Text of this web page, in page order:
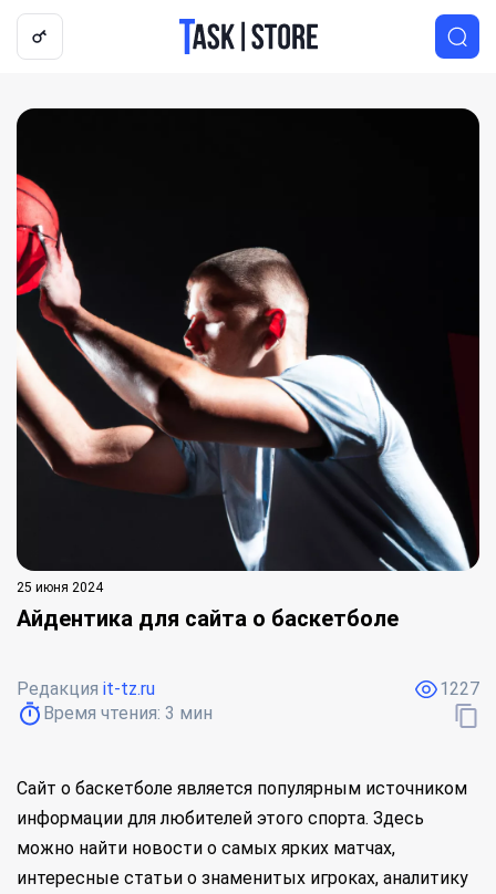
Логотип
25 июня 2024
Айдентика для сайта о баскетболе
Редакция it-tz.ru
Время чтения: 3 мин
1227
Сайт о баскетболе является популярным источником
информации для любителей этого спорта. Здесь
можно найти новости о самых ярких матчах,
интересные статьи о знаменитых игроках, аналитику